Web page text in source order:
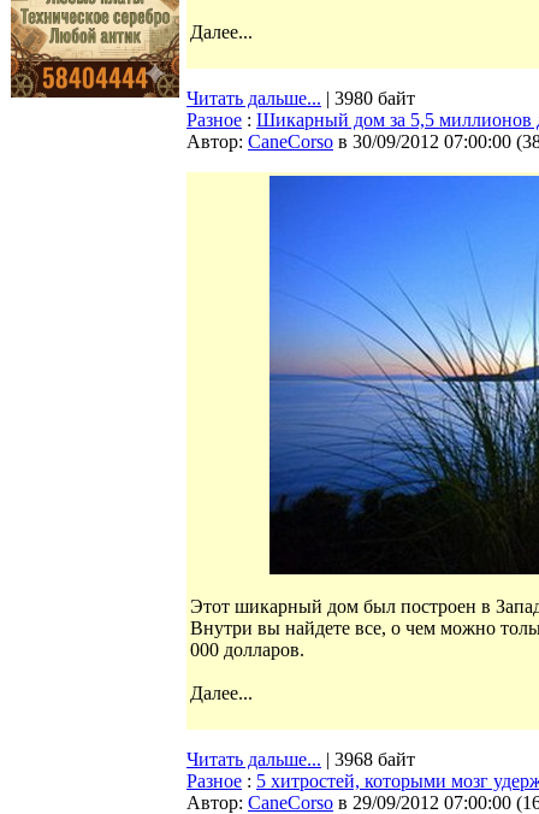
Далее...
Читать дальше... | 3980 байт
Разное : Шикарный дом за 5,5 миллионов
Автор: CaneCorso в 30/09/2012 07:00:00 (
Этот шикарный дом был построен в
Внутри вы найдете все, о чем можно
000 долларов.
Далее...
Читать дальше... | 3968 байт
Разное : 5 хитростей, которыми мозг
Автор: CaneCorso в 29/09/2012 07:00:00 (